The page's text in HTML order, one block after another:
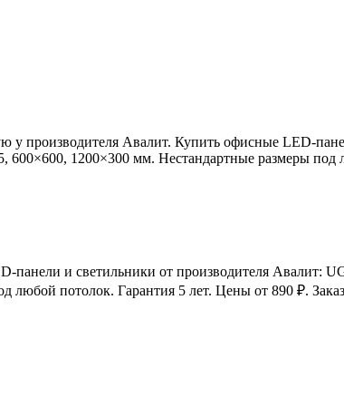
у производителя Авалит. Купить офисные LED-
1200×300 мм. Нестандартные размеры под
и светильники от производителя Авалит:
потолок. Гарантия 5 лет. Цены от 890 ₽.